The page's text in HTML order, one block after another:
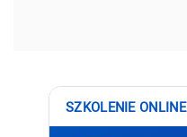
SZKOLENIE ONLINE